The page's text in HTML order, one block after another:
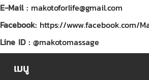
E-Mail : makotoforlife@gmail.com
Facebook: https://www.facebook.com/
Line ID : @makotomassage
เมนู